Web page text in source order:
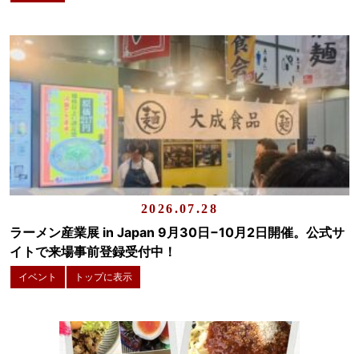
2026.07.28
ラーメン産業展 in Japan 9月30日−10月2日開催。公式サ
イトで来場事前登録受付中！
イベント トップに表示